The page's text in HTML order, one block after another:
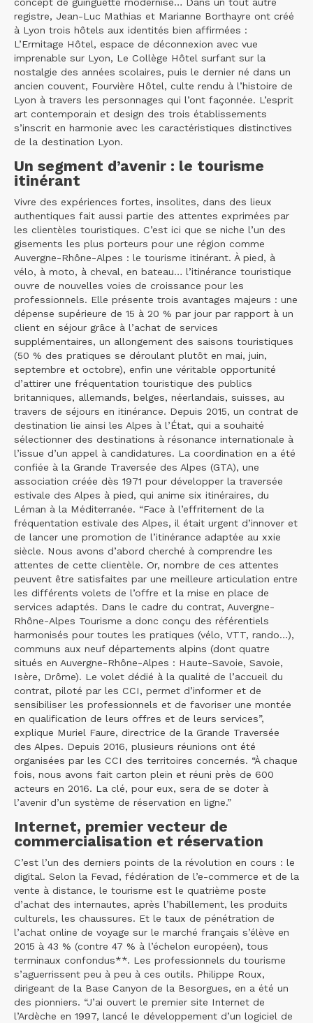
registre, Jean-Luc Mathias et Marianne Borthayre ont créé
à Lyon trois hôtels aux identités bien affirmées :
L’Ermitage Hôtel, espace de déconnexion avec vue
imprenable sur Lyon, Le Collège Hôtel surfant sur la
nostalgie des années scolaires, puis le dernier né dans un
ancien couvent, Fourvière Hôtel, culte rendu à l’histoire de
Lyon à travers les personnages qui l’ont façonnée. L’esprit
art contemporain et design des trois établissements
s’inscrit en harmonie avec les caractéristiques distinctives
de la destination Lyon.
Un segment d’avenir : le tourisme
itinérant
Vivre des expériences fortes, insolites, dans des lieux
authentiques fait aussi partie des attentes exprimées par
les clientèles touristiques. C’est ici que se niche l’un des
gisements les plus porteurs pour une région comme
Auvergne-Rhône-Alpes : le tourisme itinérant. À pied, à
vélo, à moto, à cheval, en bateau… l’itinérance touristique
ouvre de nouvelles voies de croissance pour les
professionnels. Elle présente trois avantages majeurs : une
dépense supérieure de 15 à 20 % par jour par rapport à un
client en séjour grâce à l’achat de services
supplémentaires, un allongement des saisons touristiques
(50 % des pratiques se déroulant plutôt en mai, juin,
septembre et octobre), enfin une véritable opportunité
d’attirer une fréquentation touristique des publics
britanniques, allemands, belges, néerlandais, suisses, au
travers de séjours en itinérance. Depuis 2015, un contrat de
destination lie ainsi les Alpes à l’État, qui a souhaité
sélectionner des destinations à résonance internationale à
l’issue d’un appel à candidatures. La coordination en a été
confiée à la Grande Traversée des Alpes (GTA), une
association créée dès 1971 pour développer la traversée
estivale des Alpes à pied, qui anime six itinéraires, du
Léman à la Méditerranée. “Face à l’effritement de la
fréquentation estivale des Alpes, il était urgent d’innover et
de lancer une promotion de l’itinérance adaptée au xxie
siècle. Nous avons d’abord cherché à comprendre les
attentes de cette clientèle. Or, nombre de ces attentes
peuvent être satisfaites par une meilleure articulation entre
les différents volets de l’offre et la mise en place de
services adaptés. Dans le cadre du contrat, Auvergne-
Rhône-Alpes Tourisme a donc conçu des référentiels
harmonisés pour toutes les pratiques (vélo, VTT, rando…),
communs aux neuf départements alpins (dont quatre
situés en Auvergne-Rhône-Alpes : Haute-Savoie, Savoie,
Isère, Drôme). Le volet dédié à la qualité de l’accueil du
contrat, piloté par les CCI, permet d’informer et de
sensibiliser les professionnels et de favoriser une montée
en qualification de leurs offres et de leurs services”,
explique Muriel Faure, directrice de la Grande Traversée
des Alpes. Depuis 2016, plusieurs réunions ont été
organisées par les CCI des territoires concernés. “À chaque
fois, nous avons fait carton plein et réuni près de 600
acteurs en 2016. La clé, pour eux, sera de se doter à
l’avenir d’un système de réservation en ligne.”
Internet, premier vecteur de
commercialisation et réservation
C’est l’un des derniers points de la révolution en cours : le
digital. Selon la Fevad, fédération de l’e-commerce et de la
vente à distance, le tourisme est le quatrième poste
d’achat des internautes, après l’habillement, les produits
culturels, les chaussures. Et le taux de pénétration de
l’achat online de voyage sur le marché français s’élève en
2015 à 43 % (contre 47 % à l’échelon européen), tous
terminaux confondus**. Les professionnels du tourisme
s’aguerrissent peu à peu à ces outils. Philippe Roux,
dirigeant de la Base Canyon de la Besorgues, en a été un
des pionniers. “J’ai ouvert le premier site Internet de
l’Ardèche en 1997, lancé le développement d’un logiciel de